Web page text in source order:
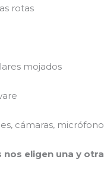
rotas
mojados
cámaras,
eligen una y